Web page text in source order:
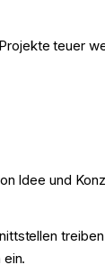
teuer
Idee und